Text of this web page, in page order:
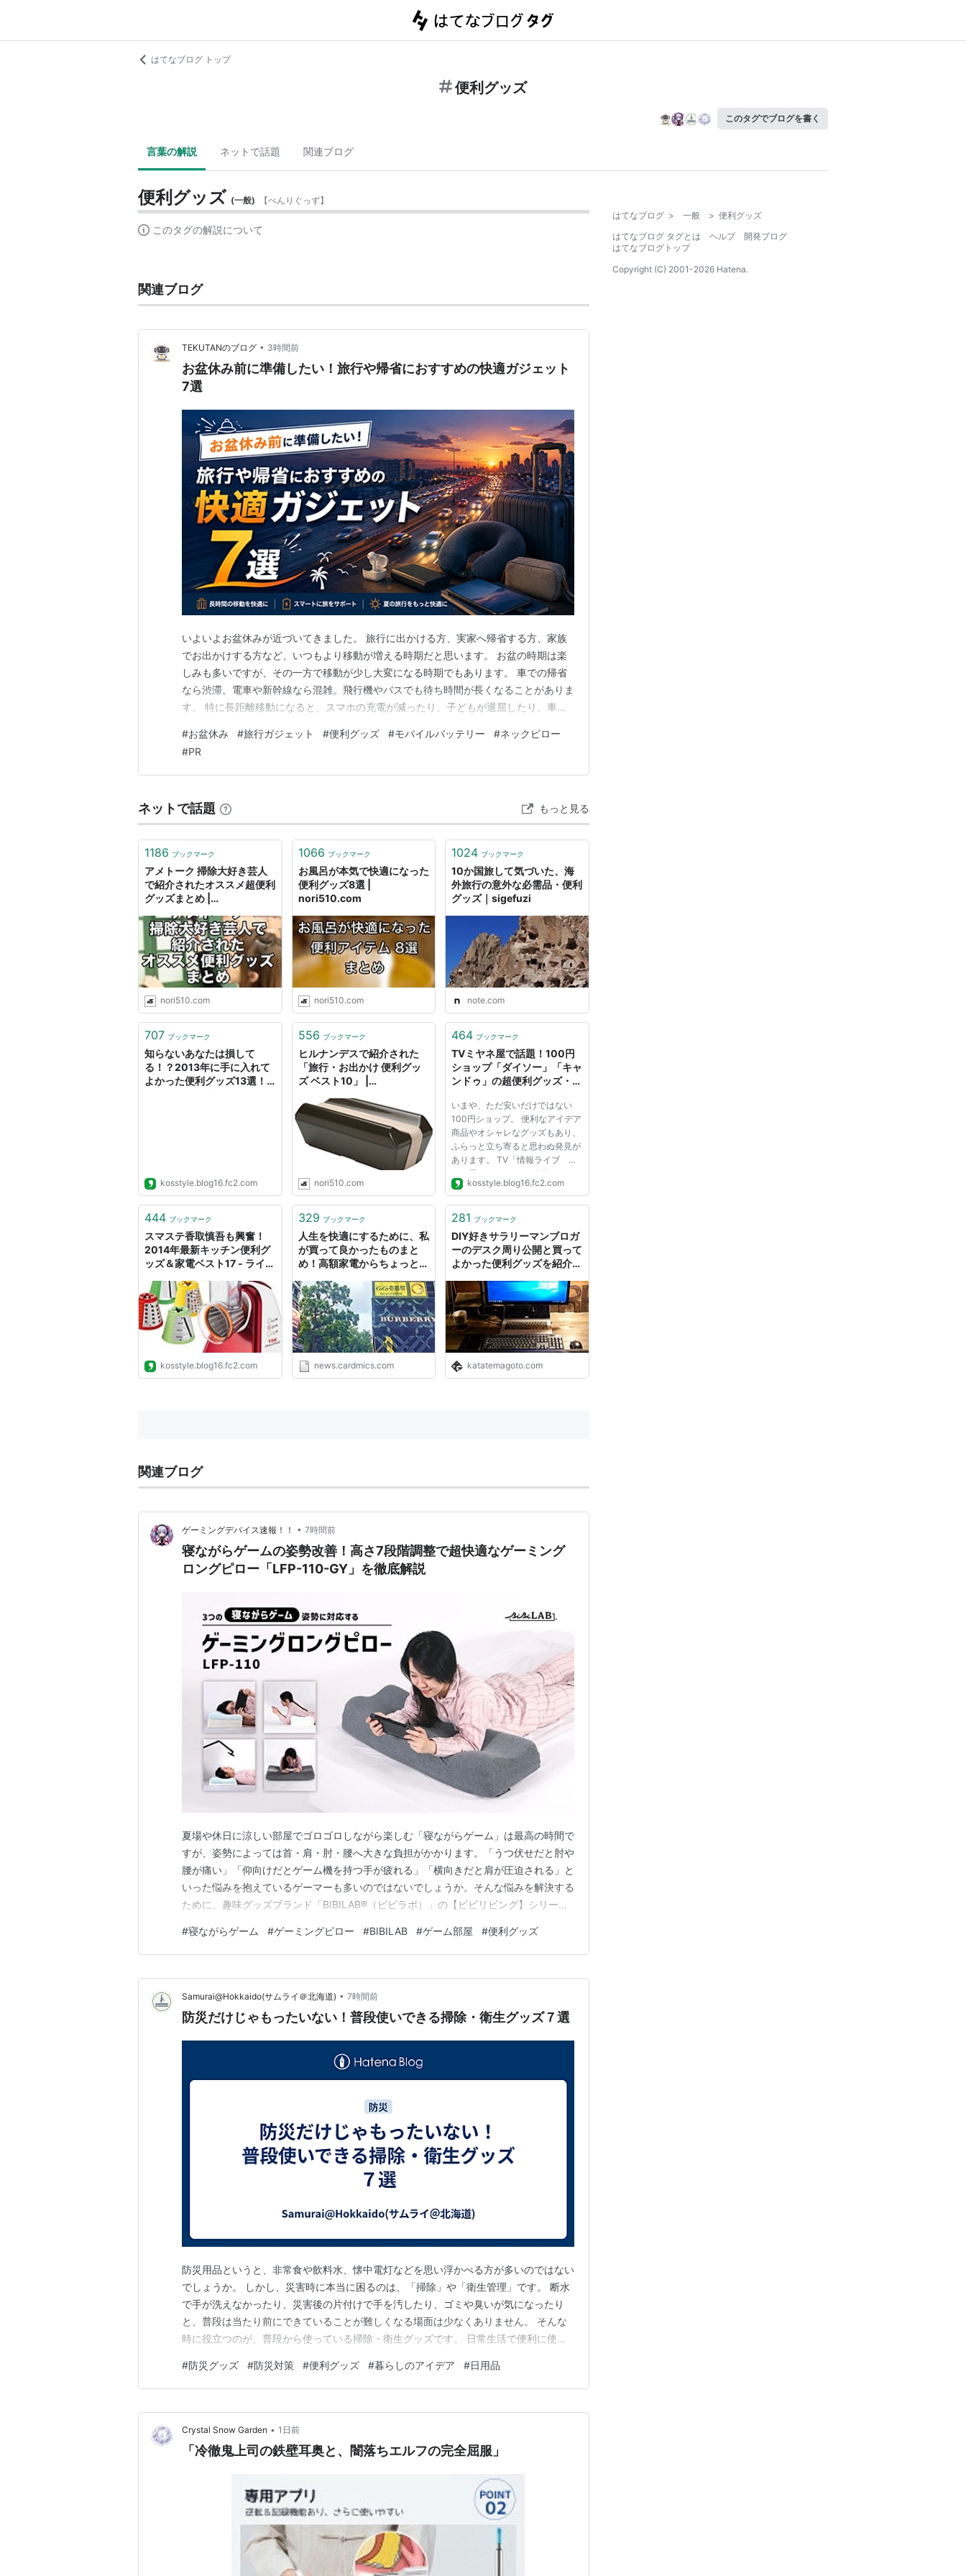
はてなブログ トップ
便利グッズ
このタグでブログを書く
言葉の解説 ネットで話題 関連ブログ
便利グッズ (一般) 【べんりぐっず】
このタグの解説について
関連ブログ
TEKUTANのブログ • 3時間前
お盆休み前に準備したい！旅行や帰省におすすめの快適ガジェット
7選
いよいよお盆休みが近づいてきました。 旅行に出かける方、実家へ帰省する方、家族
でお出かけする方など、いつもより移動が増える時期だと思います。 お盆の時期は楽
しみも多いですが、その一方で移動が少し大変になる時期でもあります。 車での帰省
なら渋滞。電車や新幹線なら混雑。飛行機やバスでも待ち時間が長くなることがありま
す。 特に長距離移動になると、スマホの充電が減ったり、子どもが退屈したり、車内
ると、せっかくの旅行や帰省も少し疲れてしまいます。 私自身も、長距離移動の時は
「これ持ってきておけばよかった」と思うことがよくありま…
#お盆休み #旅行ガジェット #便利グッズ #モバイルバッテリー #ネックピロー
#PR
ネットで話題 もっと見る
1186 ブックマーク
アメトーク 掃除大好き芸人
で紹介されたオススメ超便利
グッズまとめ |
nori510.com
1066 ブックマーク
お風呂が本気で快適になった
便利グッズ8選 |
nori510.com
nori510.com
1024 ブックマーク
10か国旅して気づいた、海
外旅行の意外な必需品・便利
グッズ｜sigefuzi
note.com
707 ブックマーク
知らないあなたは損して
る！？2013年に手に入れて
よかった便利グッズ13選！ -
kosstyle.blog16.fc2.com
556 ブックマーク
ヒルナンデスで紹介された
「旅行・お出かけ 便利グッ
ズ ベスト10」 |
nori510.com
464 ブックマーク
TVミヤネ屋で話題！100円
ショップ「ダイソー」「キャ
ンドゥ」の超便利グッズ・ベ
グKo's Style
いまや、ただ安いだけではない
100円ショップ。 便利なアイデア
商品やオシャレなグッズもあり、
ふらっと立ち寄ると思わぬ発見が
あります。 TV「情報ライブ ミ
ヤネ屋」2013/10/11放送で、100
円ショップ「ダイソー」と「キャ
ススメ商品ベスト5を紹介してい
ん、...
kosstyle.blog16.fc2.com
444 ブックマーク
スマステ香取慎吾も興奮！
2014年最新キッチン便利グ
ッズ＆家電ベスト17 - ライフ
kosstyle.blog16.fc2.com
329 ブックマーク
人生を快適にするために、私
が買って良かったものまと
め！高額家電からちょっとし
紹介します。 - クレジットカ
ードの読みもの
news.cardmics.com
281 ブックマーク
DIY好きサラリーマンブロガ
ーのデスク周り公開と買って
よかった便利グッズを紹介し
katatemagoto.com
関連ブログ
ゲーミングデバイス速報！！ • 7時間前
寝ながらゲームの姿勢改善！高さ7段階調整で超快適なゲーミング
ロングピロー「LFP-110-GY」を徹底解説
夏場や休日に涼しい部屋でゴロゴロしながら楽しむ「寝ながらゲーム」は最高の時間で
すが、姿勢によっては首・肩・肘・腰へ大きな負担がかかります。「うつ伏せだと肘や
腰が痛い」「仰向けだとゲーム機を持つ手が疲れる」「横向きだと肩が圧迫される」と
いった悩みを抱えているゲーマーも多いのではないでしょうか。そんな悩みを解決する
ために、趣味グッズブランド「BIBILAB®（ビビラボ）」の【ビビリビング】シリーズ
ピロー「LFP-110-GY」の魅力をチェック！ 主な特徴とおすすめポイント 1. 7段階の高
さ調整で自分好みのフィ…
#寝ながらゲーム #ゲーミングピロー #BIBILAB #ゲーム部屋 #便利グッズ
Samurai@Hokkaido(サムライ＠北海道) • 7時間前
防災だけじゃもったいない！普段使いできる掃除・衛生グッズ７選
防災用品というと、非常食や飲料水、懐中電灯などを思い浮かべる方が多いのではない
でしょうか。 しかし、災害時に本当に困るのは、「掃除」や「衛生管理」です。 断水
で手が洗えなかったり、災害後の片付けで手を汚したり、ゴミや臭いが気になったり
と、普段は当たり前にできていることが難しくなる場面は少なくありません。 そんな
時に役立つのが、普段から使っている掃除・衛生グッズです。 日常生活で便利に使え
う時にも慌てず活用できます。 今回は、毎日の暮らしを快適にしながら、防災にも役
立つおすすめの掃除・衛生グッズを７つご紹介します。 ・…
#防災グッズ #防災対策 #便利グッズ #暮らしのアイデア #日用品
Crystal Snow Garden • 1日前
「冷徹鬼上司の鉄壁耳奥と、闇落ちエルフの完全屈服」
はてなブログ > 一般 > 便利グッズ
はてなブログ タグとは
ヘルプ
開発ブログ
はてなブログトップ
Copyright (C) 2001-2026 Hatena.